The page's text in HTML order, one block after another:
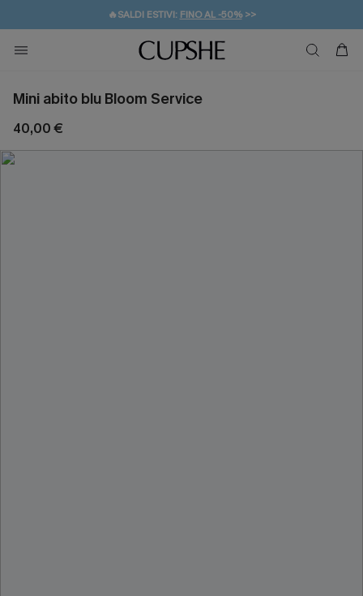
🔥SALDI ESTIVI: FINO AL -50%>>
🚚SPEDIZIONE GRATUITA DA 49€
💌REGALO PER I NUOVI: 20% DI SCONTO*
Mini abito blu Bloom Service
40,00 €